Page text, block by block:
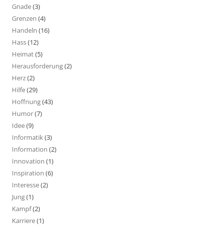
Gnade(3)
Grenzen (4)
Handeln (16)
Hass(12)
Heimat(5)
Herausforderung(2)
Herz(2)
Hilfe(29)
Hoffnung(43)
Humor(7)
Idee(9)
Informatik(3)
Information (2)
Innovation (1)
Inspiration (6)
Interesse(2)
Jung(1)
Kampf(2)
Karriere(1)